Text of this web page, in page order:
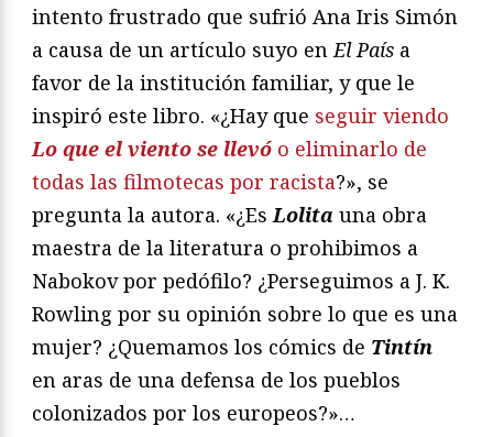
intento frustrado que sufrió Ana Iris Simón
a causa de un artículo suyo enEl País a
favor de la institución familiar, y que le
inspiró este libro. «¿Hay que seguir viendo
Lo que el viento se llevó o eliminarlo de
todas las filmotecas por racista?», se
pregunta la autora. «¿EsLolita una obra
maestra de la literatura o prohibimos a
Nabokov por pedófilo? ¿Perseguimos a J. K.
Rowling por su opinión sobre lo que es una
mujer? ¿Quemamos los cómics de Tintín
en aras de una defensa de los pueblos
colonizados por los europeos?»…